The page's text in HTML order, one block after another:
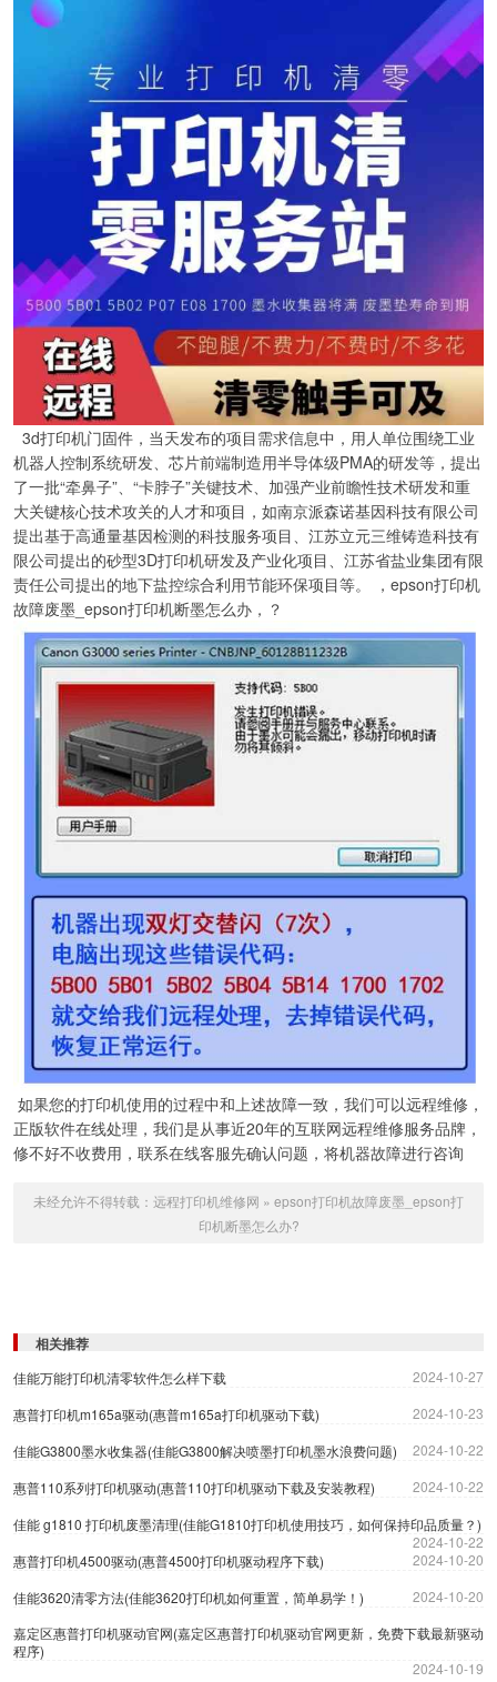
3d打印机门固件，当天发布的项目需求信息中，用人单位围绕工业
机器人控制系统研发、芯片前端制造用半导体级PMA的研发等，提出
了一批“牵鼻子”、“卡脖子”关键技术、加强产业前瞻性技术研发和重
大关键核心技术攻关的人才和项目，如南京派森诺基因科技有限公司
提出基于高通量基因检测的科技服务项目、江苏立元三维铸造科技有
限公司提出的砂型3D打印机研发及产业化项目、江苏省盐业集团有限
责任公司提出的地下盐控综合利用节能环保项目等。 ，epson打印机
故障废墨_epson打印机断墨怎么办，？
如果您的打印机使用的过程中和上述故障一致，我们可以远程维修，
正版软件在线处理，我们是从事近20年的互联网远程维修服务品牌，
修不好不收费用，联系在线客服先确认问题，将机器故障进行咨询
未经允许不得转载： 远程打印机维修网 » epson打印机故障废墨_epson打
印机断墨怎么办?
相关推荐
佳能万能打印机清零软件怎么样下载
2024-10-27
惠普打印机m165a驱动(惠普m165a打印机驱动下载)
2024-10-23
佳能G3800墨水收集器(佳能G3800解决喷墨打印机墨水浪费问题)
2024-10-22
惠普110系列打印机驱动(惠普110打印机驱动下载及安装教程)
2024-10-22
佳能 g1810 打印机废墨清理(佳能G1810打印机使用技巧，如何保持印品质量？)
2024-10-22
惠普打印机4500驱动(惠普4500打印机驱动程序下载)
2024-10-20
佳能3620清零方法(佳能3620打印机如何重置，简单易学！)
2024-10-20
嘉定区惠普打印机驱动官网(嘉定区惠普打印机驱动官网更新，免费下载最新驱动
程序)
2024-10-19